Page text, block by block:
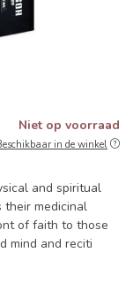
Niet op voorraad
in de winkel
and spiritual
their medicinal
of faith to those
mind and reciti